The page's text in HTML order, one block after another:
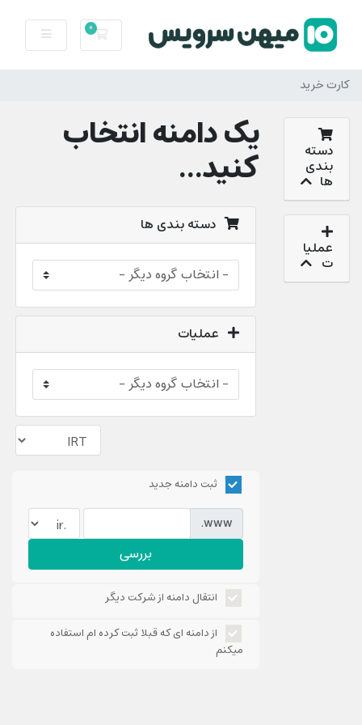
0
کارت خرید
کارت خرید
دسته
بندی
ها
عملیا
ت
یک دامنه انتخاب
کنید...
دسته بندی ها
عملیات
ثبت دامنه جدید
www.
بررسی
انتقال دامنه از شرکت دیگر
از دامنه ای که قبلا ثبت کرده ام استفاده
میکنم